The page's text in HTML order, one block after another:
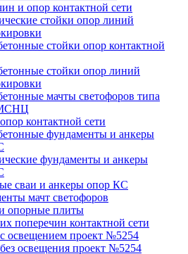
и опор контактной сети
стойки опор линий
стойки опор контактной
стойки опор линий
мачты светофоров типа
контактной сети
фундаменты и анкеры
фундаменты и анкеры
сваи и анкеры опор КС
мачт светофоров
опорные плиты
поперечин контактной сети
освещением проект №5254
освещения проект №5254